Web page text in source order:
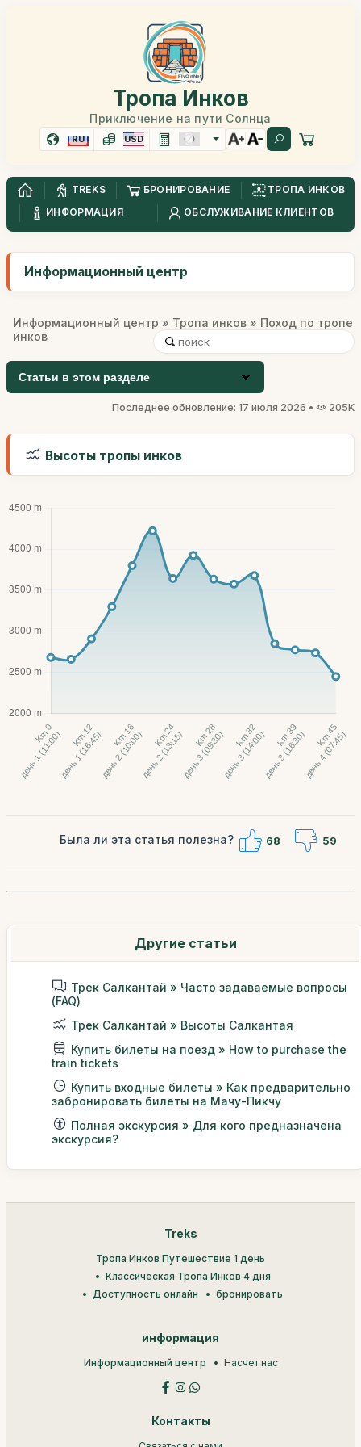
Тропа Инков
Приключение на пути Солнца
RU USD
TREKS БРОНИРОВАНИЕ
ТРОПА ИНКОВ
ИНФОРМАЦИЯ
ОБСЛУЖИВАНИЕ КЛИЕНТОВ
Информационный центр
Информационный центр » Тропа инков » Поход по тропе
инков
Статьи в этом разделе
Последнее обновление: 17 июля 2026 • 205K
Высоты тропы инков
Была ли эта статья полезна? 68 59
Другие статьи
Трек Салкантай » Часто задаваемые вопросы
(FAQ)
Трек Салкантай » Высоты Салкантая
Купить билеты на поезд » How to purchase the
train tickets
Купить входные билеты » Как предварительно
забронировать билеты на Мачу-Пикчу
Полная экскурсия » Для кого предназначена
экскурсия?
Treks
Тропа Инков Путешествие 1 день
Классическая Тропа Инков 4 дня
Доступность онлайн
бронировать
информация
Информационный центр Насчет нас
Контакты